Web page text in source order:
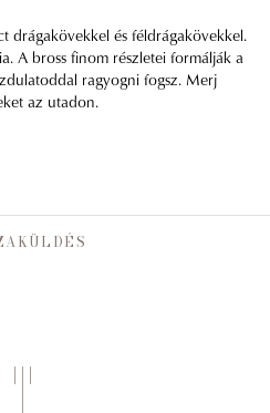
drágakövekkel és féldrágakövekkel.
A bross finom részletei formálják a
ragyogni fogsz. Merj
az utadon.